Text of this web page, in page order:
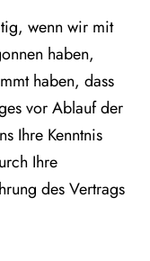
wenn wir mit
haben,
haben, dass
vor Ablauf der
Ihre Kenntnis
Ihre
des Vertrags